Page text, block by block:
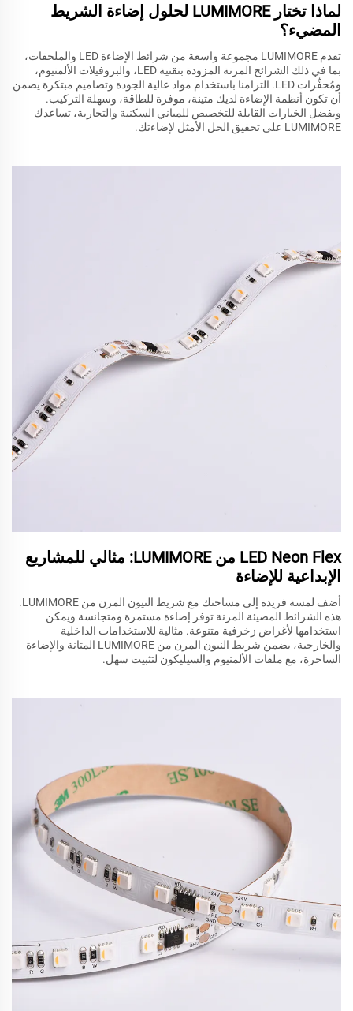
لماذا تختار LUMIMORE لحلول إضاءة الشريط
المضيء؟
تقدم LUMIMORE مجموعة واسعة من شرائط الإضاءة LED والملحقات،
بما في ذلك الشرائح المرنة المزودة بتقنية LED، والبروفيلات الألمنيوم،
ومُحفِّزات LED. التزامنا باستخدام مواد عالية الجودة وتصاميم مبتكرة يضمن
أن تكون أنظمة الإضاءة لديك متينة، موفرة للطاقة، وسهلة التركيب.
وبفضل الخيارات القابلة للتخصيص للمباني السكنية والتجارية، تساعدك
LUMIMORE على تحقيق الحل الأمثل لإضاءتك.
LED Neon Flex من LUMIMORE: مثالي للمشاريع
الإبداعية للإضاءة
أضف لمسة فريدة إلى مساحتك مع شريط النيون المرن من LUMIMORE.
هذه الشرائط المضيئة المرنة توفر إضاءة مستمرة ومتجانسة ويمكن
استخدامها لأغراض زخرفية متنوعة. مثالية للاستخدامات الداخلية
والخارجية، يضمن شريط النيون المرن من LUMIMORE المتانة والإضاءة
الساحرة، مع ملفات الألمنيوم والسيليكون لتثبيت سهل.